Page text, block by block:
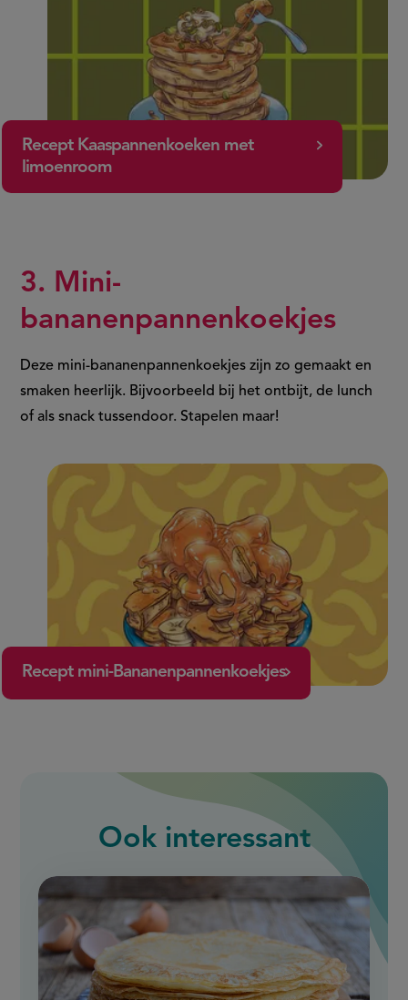
Recept Kaaspannenkoeken met
limoenroom
3. Mini-
bananenpannenkoekjes
Deze mini-bananenpannenkoekjes zijn zo gemaakt en
smaken heerlijk. Bijvoorbeeld bij het ontbijt, de lunch
of als snack tussendoor. Stapelen maar!
Recept mini-Bananenpannenkoekjes
Ook interessant